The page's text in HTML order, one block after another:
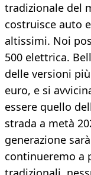
tradizionale del
costruisce auto
altissimi. Noi
500 elettrica.
delle versioni
euro, e si
essere quello
strada a metà
generazione
continueremo a